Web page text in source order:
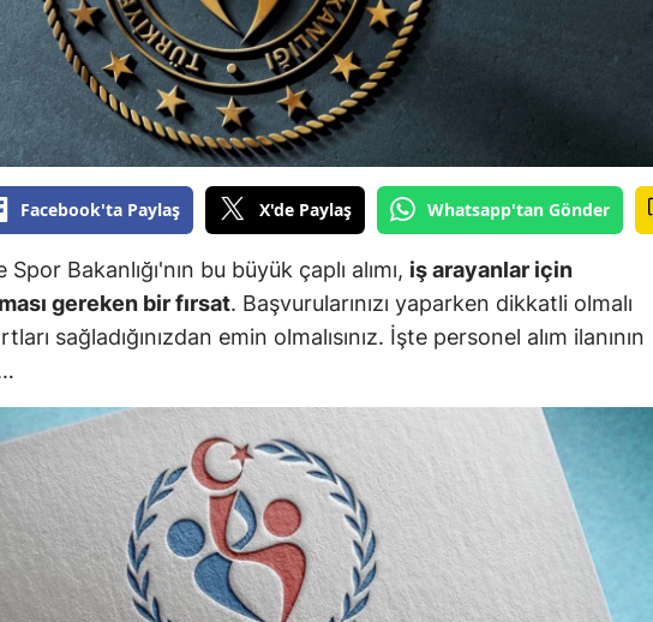
Bolu
Burdur
Bursa
Çanakkale
Çankırı
Çorum
Denizli
Edirne
Elazığ
Erzincan
Erzurum
Facebook'ta Paylaş X'de Paylaş Whatsapp'tan Gönder
Bakanlığı'nın bu büyük çaplı alımı, iş arayanlar için
gereken bir fırsat. Başvurularınızı yaparken dikkatli olmalı
sağladığınızdan emin olmalısınız. İşte personel alım ilanının